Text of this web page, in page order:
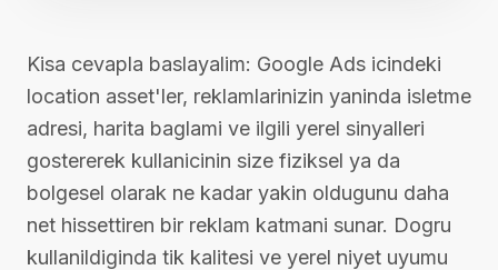
Kisa cevapla baslayalim: Google Ads icindeki
location asset'ler, reklamlarinizin yaninda isletme
adresi, harita baglami ve ilgili yerel sinyalleri
gostererek kullanicinin size fiziksel ya da
bolgesel olarak ne kadar yakin oldugunu daha
net hissettiren bir reklam katmani sunar. Dogru
kullanildiginda tik kalitesi ve yerel niyet uyumu